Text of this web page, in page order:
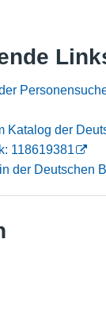
Katalog der
118619381
der Deutschen